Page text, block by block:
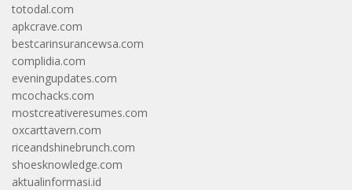
totodal.com
apkcrave.com
bestcarinsurancewsa.com
complidia.com
eveningupdates.com
mcochacks.com
mostcreativeresumes.com
oxcarttavern.com
riceandshinebrunch.com
shoesknowledge.com
aktualinformasi.id